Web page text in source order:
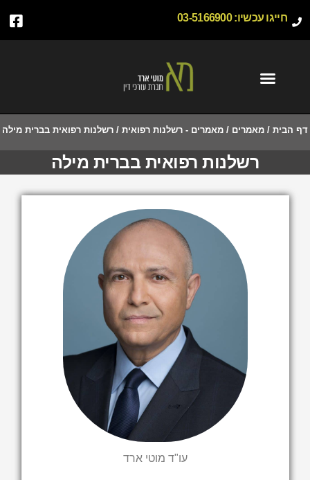
חייגו עכשיו:03-5166900
דף הבית / מאמרים / מאמרים - רשלנות רפואית / רשלנות רפואית בברית מילה
רשלנות רפואית בברית מילה
עו"ד מוטי ארד